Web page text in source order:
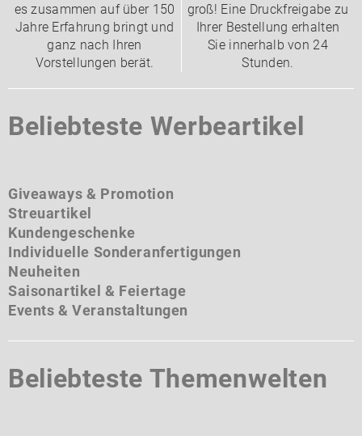
es zusammen auf über 150
Jahre Erfahrung bringt und
ganz nach Ihren
Vorstellungen berät.
groß! Eine Druckfreigabe zu
Ihrer Bestellung erhalten
Sie innerhalb von 24
Stunden.
Beliebteste Werbeartikel
Giveaways & Promotion
Streuartikel
Kundengeschenke
Individuelle Sonderanfertigungen
Neuheiten
Saisonartikel & Feiertage
Events & Veranstaltungen
Beliebteste Themenwelten